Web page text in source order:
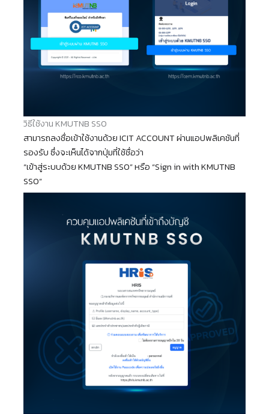
วิธีใช้งาน KMUTNB SSO
สามารถลงชื่อเข้าใช้งานด้วย ICIT ACCOUNT ผ่านแอปพลิเคชันที่
รองรับ ซึ่งจะเห็นได้จากปุ่มที่ใช้ชื่อว่า
“เข้าสู่ระบบด้วย KMUTNB SSO” หรือ “Sign in with KMUTNB
SSO”